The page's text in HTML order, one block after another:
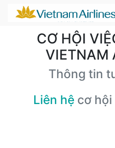
CƠ HỘI
VIETNAM
Thông tin
Liên hệ cơ